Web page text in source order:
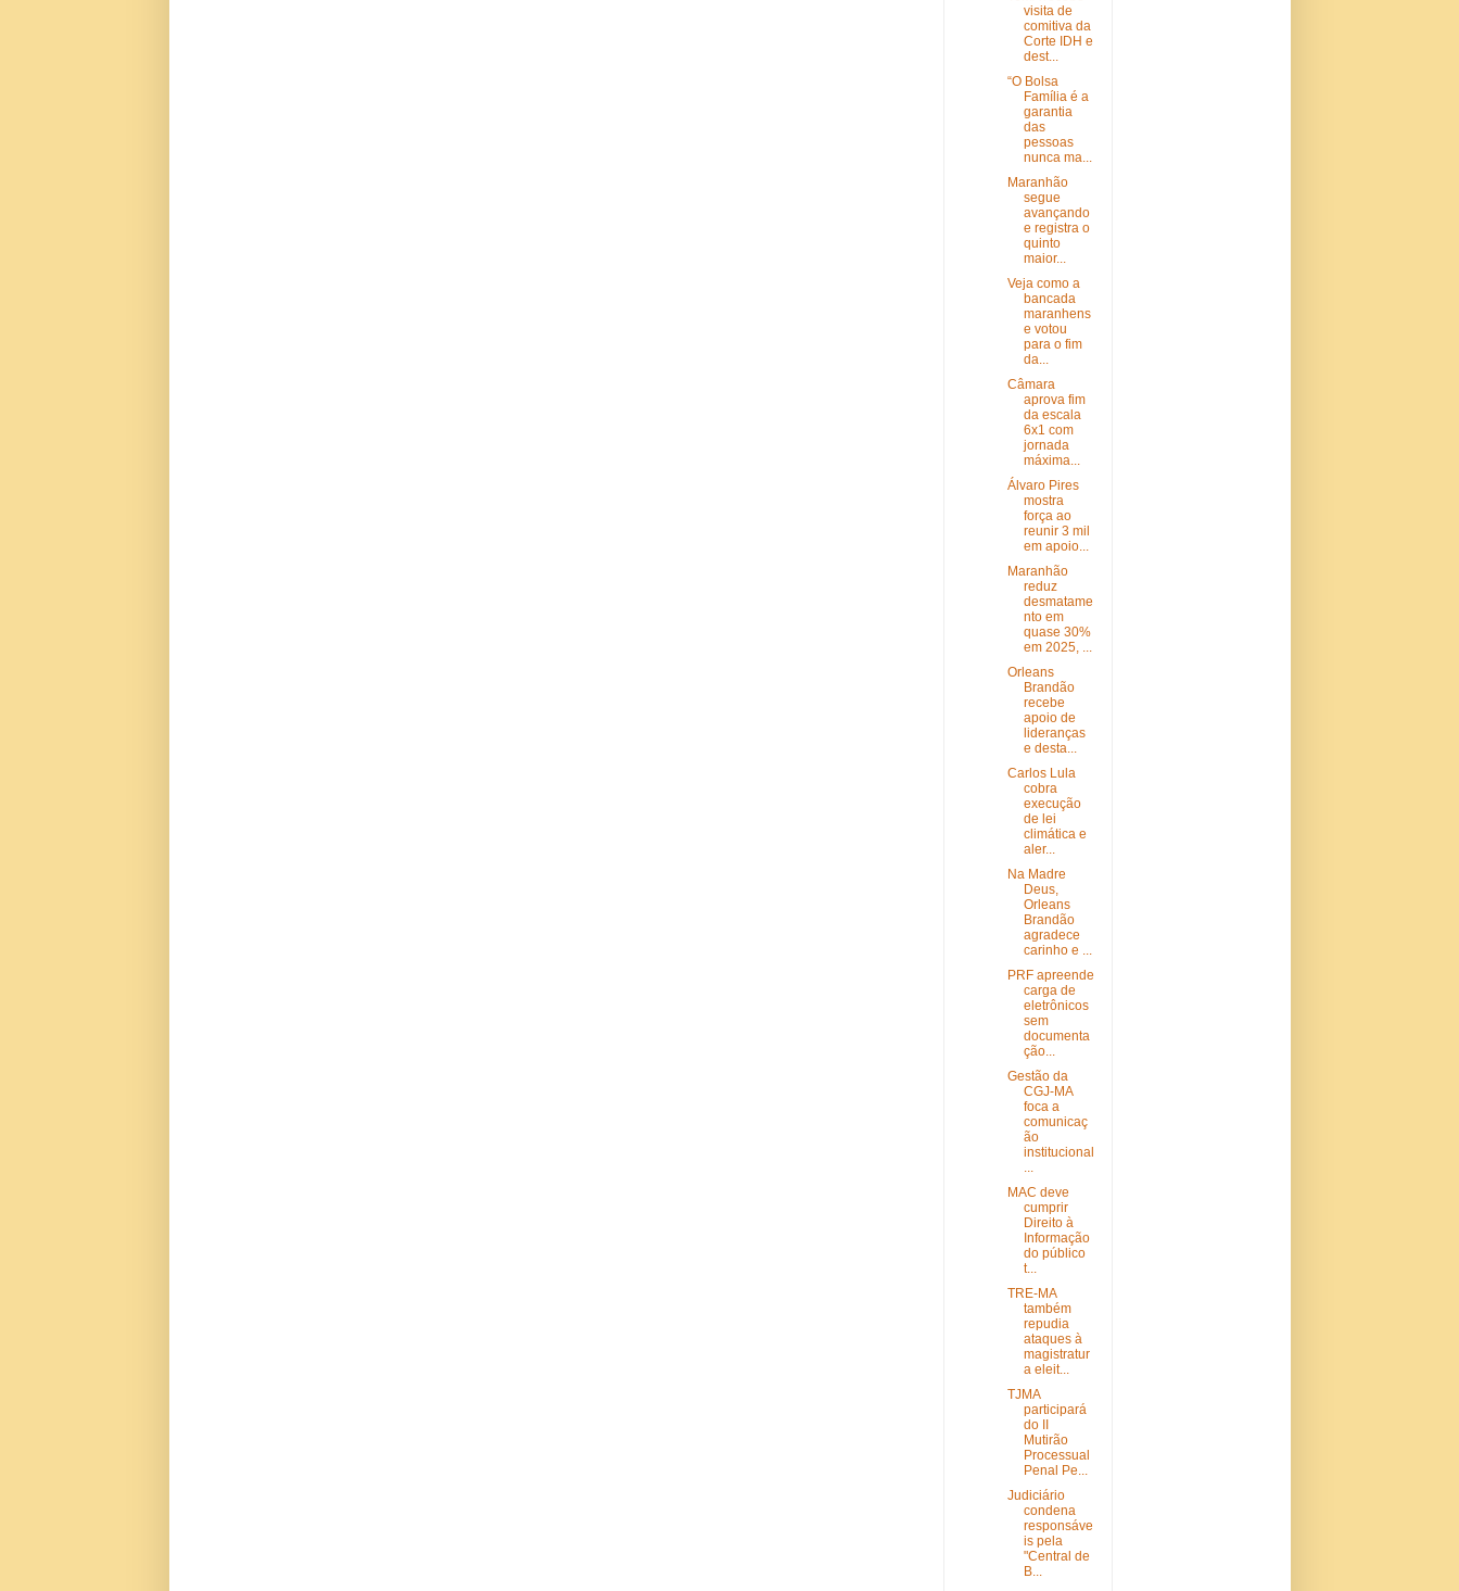
visita de
comitiva da
Corte IDH e
dest...
“O Bolsa
Família é a
garantia
das
pessoas
nunca ma...
Maranhão
segue
avançando
e registra o
quinto
maior...
Veja como a
bancada
maranhens
e votou
para o fim
da...
Câmara
aprova fim
da escala
6x1 com
jornada
máxima...
Álvaro Pires
mostra
força ao
reunir 3 mil
em apoio...
Maranhão
reduz
desmatame
nto em
quase 30%
em 2025, ...
Orleans
Brandão
recebe
apoio de
lideranças
e desta...
Carlos Lula
cobra
execução
de lei
climática e
aler...
Na Madre
Deus,
Orleans
Brandão
agradece
carinho e ...
PRF apreende
carga de
eletrônicos
sem
documenta
ção...
Gestão da
CGJ-MA
foca a
comunicaç
ão
institucional
...
MAC deve
cumprir
Direito à
Informação
do público
t...
TRE-MA
também
repudia
ataques à
magistratur
a eleit...
TJMA
participará
do II
Mutirão
Processual
Penal Pe...
Judiciário
condena
responsáve
is pela
"Central de
B...